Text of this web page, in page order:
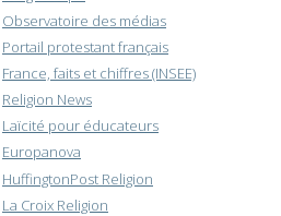
Observatoire des médias
Portail protestant français
France, faits et chiffres (INSEE)
Religion News
Laïcité pour éducateurs
Europanova
HuffingtonPost Religion
La Croix Religion